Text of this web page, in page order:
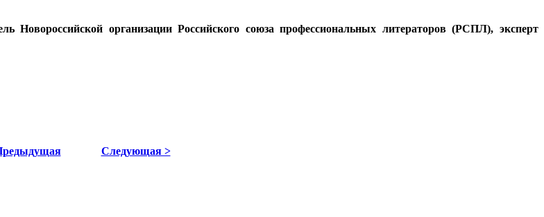
Новороссийской организации Российского союза профессиональных литераторов (РСПЛ), эксперт
Следующая >